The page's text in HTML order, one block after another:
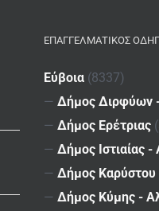
ΕΠΑΓΓΕΛΜΑΤΙΚΌΣ
Εύβοια (8337)
— Δήμος Διρφύων
— Δήμος Ερέτριας
— Δήμος Ιστιαίας -
— Δήμος Καρύστου
— Δήμος Κύμης -